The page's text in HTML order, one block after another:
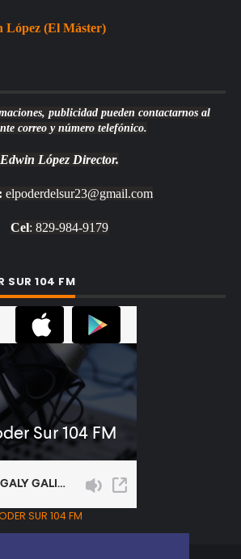
López (El Máster)
publicidad pueden contactarnos al
correo y número telefónico.
Edwin López Director.
elpoderdelsur23@gmail.com
Cel: 829-984-9179
SUR 104 FM
SUR 104 FM